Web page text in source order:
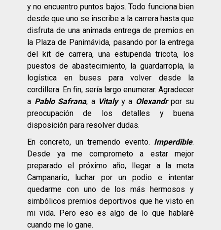
y no encuentro puntos bajos. Todo funciona bien
desde que uno se inscribe a la carrera hasta que
disfruta de una animada entrega de premios en
la Plaza de Panimávida, pasando por la entrega
del kit de carrera, una estupenda tricota, los
puestos de abastecimiento, la guardarropía, la
logística en buses para volver desde la
cordillera. En fin, sería largo enumerar. Agradecer
a Pablo Safrana, a Vitalyy a Olexandrpor su
preocupación de los detalles y buena
disposición para resolver dudas.
En concreto, un tremendo evento. Imperdible.
Desde ya me comprometo a estar mejor
preparado el próximo año, llegar a la meta
Campanario, luchar por un podio e intentar
quedarme con uno de los más hermosos y
simbólicos premios deportivos que he visto en
mi vida. Pero eso es algo de lo que hablaré
cuando me lo gane.